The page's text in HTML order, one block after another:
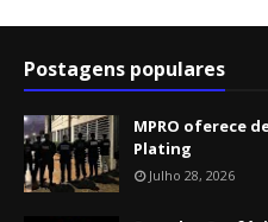
Postagens populares
MPRO oferece
Plating
Julho 28, 2026